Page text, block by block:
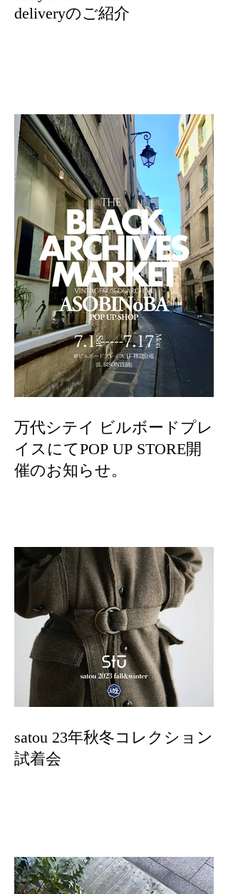
deliveryのご紹介
万代シテイ ビルボードプレ
イスにてPOP UP STORE開
催のお知らせ。
satou 23年秋冬コレクション
試着会